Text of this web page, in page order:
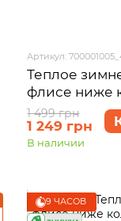
Артикул:
Теплое
флисе ниже
Merlini
54-56 (4XL-
1 499 грн
1 249 грн
В наличии
9 ЧАСОВ